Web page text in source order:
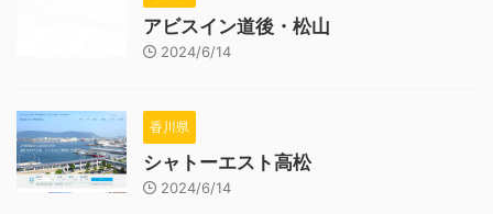
アビスイン道後・松山
2024/6/14
香川県
シャトーエスト高松
2024/6/14